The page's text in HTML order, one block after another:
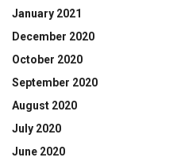
January 2021
December 2020
October 2020
September 2020
August 2020
July 2020
June 2020